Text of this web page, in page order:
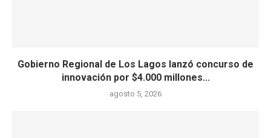
Gobierno Regional de Los Lagos lanzó concurso de
innovación por $4.000 millones...
agosto 5, 2026